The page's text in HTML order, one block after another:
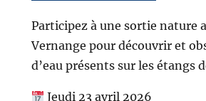
Participez à une sortie nature
Vernange pour découvrir et
d’eau présents sur les étangs
Jeudi 23 avril 2026